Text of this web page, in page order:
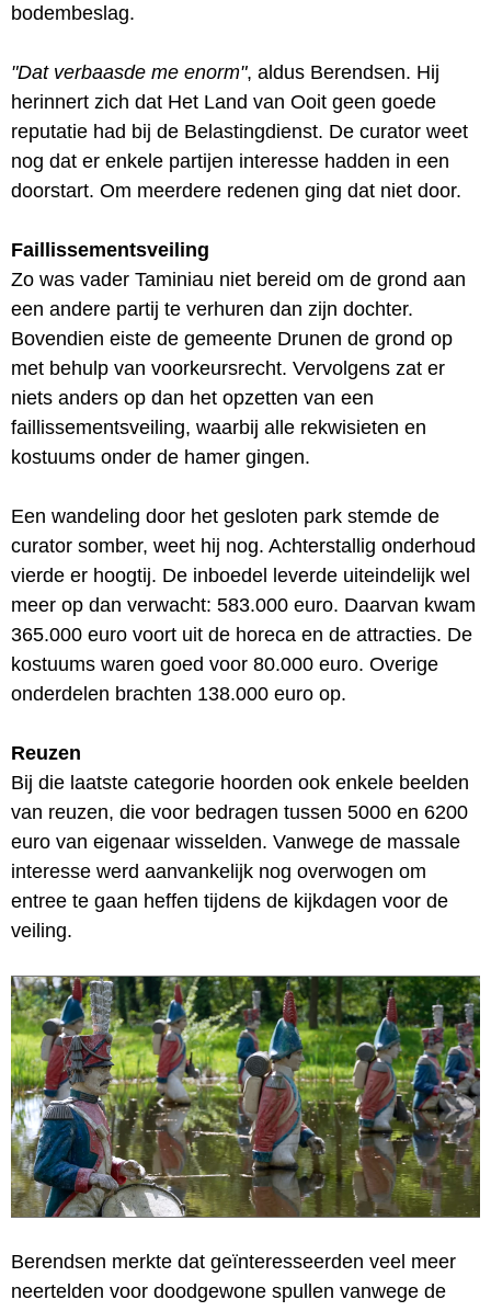
bodembeslag.
"Dat verbaasde me enorm", aldus Berendsen. Hij
herinnert zich dat Het Land van Ooit geen goede
reputatie had bij de Belastingdienst. De curator weet
nog dat er enkele partijen interesse hadden in een
doorstart. Om meerdere redenen ging dat niet door.
Faillissementsveiling
Zo was vader Taminiau niet bereid om de grond aan
een andere partij te verhuren dan zijn dochter.
Bovendien eiste de gemeente Drunen de grond op
met behulp van voorkeursrecht. Vervolgens zat er
niets anders op dan het opzetten van een
faillissementsveiling, waarbij alle rekwisieten en
kostuums onder de hamer gingen.
Een wandeling door het gesloten park stemde de
curator somber, weet hij nog. Achterstallig onderhoud
vierde er hoogtij. De inboedel leverde uiteindelijk wel
meer op dan verwacht: 583.000 euro. Daarvan kwam
365.000 euro voort uit de horeca en de attracties. De
kostuums waren goed voor 80.000 euro. Overige
onderdelen brachten 138.000 euro op.
Reuzen
Bij die laatste categorie hoorden ook enkele beelden
van reuzen, die voor bedragen tussen 5000 en 6200
euro van eigenaar wisselden. Vanwege de massale
interesse werd aanvankelijk nog overwogen om
entree te gaan heffen tijdens de kijkdagen voor de
veiling.
Berendsen merkte dat geïnteresseerden veel meer
neertelden voor doodgewone spullen vanwege de